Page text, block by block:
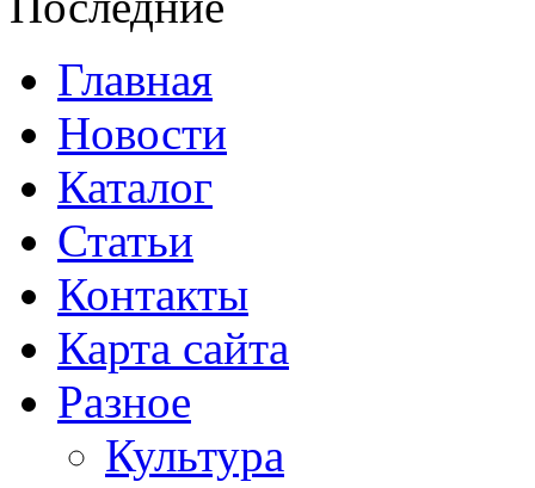
Главная
Новости
Каталог
Статьи
Контакты
Карта сайта
Разное
Культура